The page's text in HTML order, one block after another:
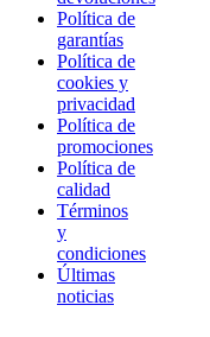
Política de
garantías
Política de
cookies y
privacidad
Política de
promociones
Política de
calidad
Términos
y
condiciones
Últimas
noticias